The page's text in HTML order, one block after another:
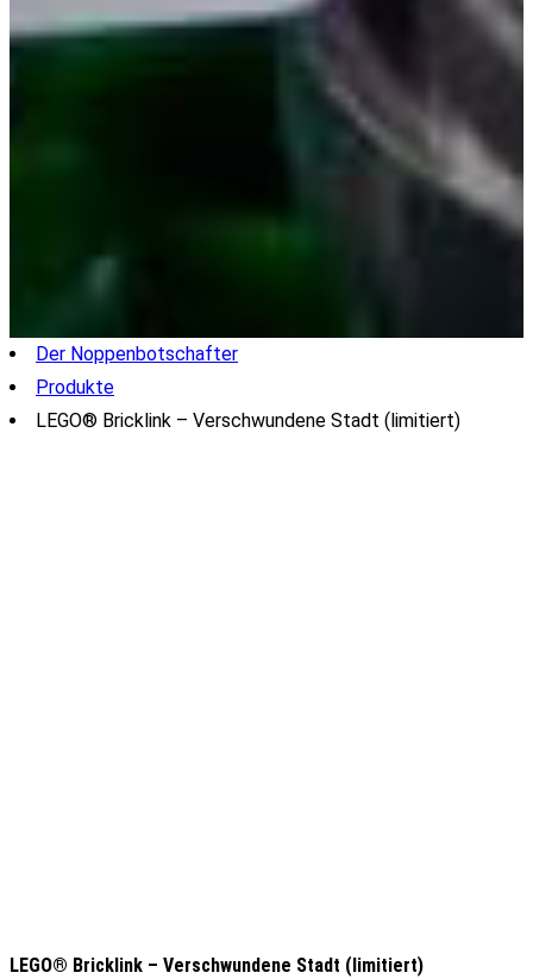
Der Noppenbotschafter
Produkte
LEGO® Bricklink – Verschwundene Stadt (limitiert)
LEGO® Bricklink – Verschwundene Stadt (limitiert)